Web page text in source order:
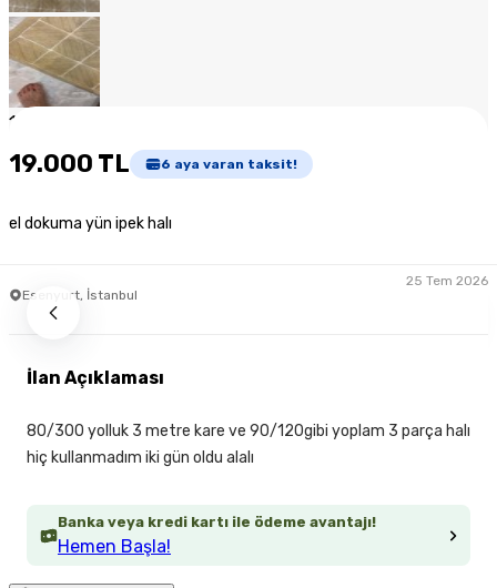
1
19.000 TL 6 aya varan taksit!
el dokuma yün ipek halı
Esenyurt, İstanbul
25 Tem 2026
Banka veya kredi kartı ile ödeme avantajı!
Hemen Başla!
İlan Açıklaması
80/300 yolluk 3 metre kare ve 90/120gibi yoplam 3 parça halı
hiç kullanmadım iki gün oldu alalı